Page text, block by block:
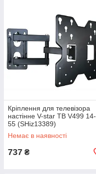
Кріплення для телевізора
настінне V-star ТВ V499 14-
55 (SHiz13389)
Немає в наявності
737 ₴